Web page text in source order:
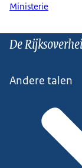
Ministerie
De
Andere talen